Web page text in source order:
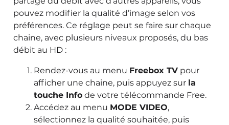
pouvez modifier la qualité d’image selon vos
préférences. Ce réglage peut se faire sur chaque
chaine, avec plusieurs niveaux proposés, du bas
débit au HD :
Rendez-vous au menu Freebox TV pour
afficher une chaine, puis appuyez sur la
touche Info de votre télécommande Free.
Accédez au menu MODE VIDEO,
sélectionnez la qualité souhaitée, puis